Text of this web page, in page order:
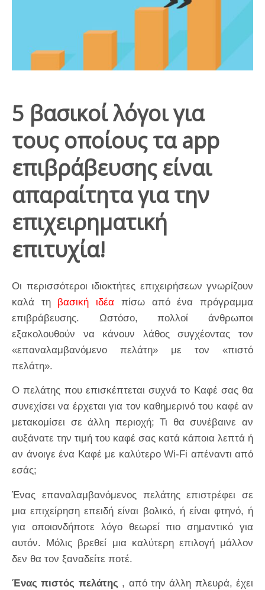
5 βασικοί λόγοι για
τους οποίους τα app
επιβράβευσης είναι
απαραίτητα για την
επιχειρηματική
επιτυχία!
Οι περισσότεροι ιδιοκτήτες επιχειρήσεων γνωρίζουν
καλά τη βασική ιδέα
πίσω από ένα πρόγραμμα
επιβράβευσης. Ωστόσο, πολλοί άνθρωποι
εξακολουθούν να κάνουν λάθος συγχέοντας τον
«επαναλαμβανόμενο πελάτη» με τον «πιστό
πελάτη».
Ο πελάτης που επισκέπτεται συχνά το Καφέ σας θα
συνεχίσει να έρχεται για τον καθημερινό του καφέ αν
μετακομίσει σε άλλη περιοχή; Τι θα συνέβαινε αν
αυξάνατε την τιμή του καφέ σας κατά κάποια λεπτά ή
αν άνοιγε ένα Καφέ με καλύτερο Wi-Fi απέναντι από
εσάς;
Ένας επαναλαμβανόμενος πελάτης επιστρέφει σε
μια επιχείρηση επειδή είναι βολικό, ή είναι φτηνό, ή
για οποιονδήποτε λόγο θεωρεί πιο σημαντικό για
αυτόν. Μόλις βρεθεί μια καλύτερη επιλογή μάλλον
δεν θα τον ξαναδείτε ποτέ.
Ένας πιστός πελάτης , από την άλλη πλευρά, έχει